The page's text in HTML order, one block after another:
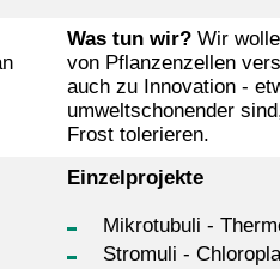
Was tun wir?Wir
von Pflanzenzellen
auch zu Innovation -
umweltschonender
Frost tolerieren.
Einzelprojekte
Mikrotubuli -
Stromuli -